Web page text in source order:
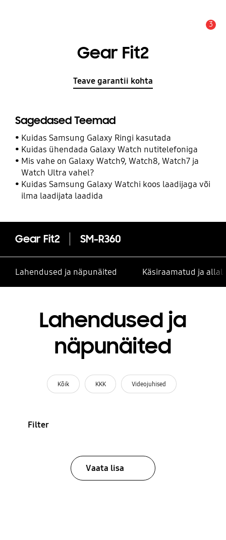
3
Gear Fit2
Teave garantii kohta
Sagedased Teemad
Kuidas Samsung Galaxy Ringi kasutada
Kuidas ühendada Galaxy Watch nutitelefoniga
Mis vahe on Galaxy Watch9, Watch8, Watch7 ja
Watch Ultra vahel?
Kuidas Samsung Galaxy Watchi koos laadijaga või
ilma laadijata laadida
Gear Fit2 SM-R360
Lahendused ja näpunäited Käsiraamatud ja
Lahendused ja
näpunäited
Kõik KKK Videojuhised
Filter
Vaata lisa